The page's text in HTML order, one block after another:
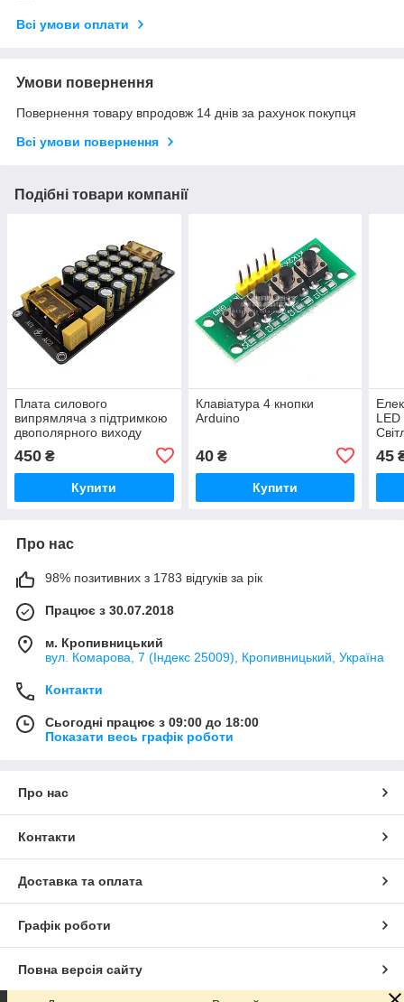
Всі умови оплати
Умови повернення
Повернення товару впродовж 14 днів за рахунок покупця
Всі умови повернення
Подібні товари компанії
Плата силового
випрямляча з підтримкою
двополярного виходу
450 ₴
Купити
Клавіатура 4 кнопки
Arduino
40₴
Купити
45
Про нас
98% позитивних з 1783 відгуків за рік
Працює з 30.07.2018
м. Кропивницький
вул. Комарова, 7 (Індекс 25009), Кропивницький, Україна
Контакти
Сьогодні працює з 09:00 до 18:00
Показати весь графік роботи
Про нас
Контакти
Доставка та оплата
Графік роботи
Повна версія сайту